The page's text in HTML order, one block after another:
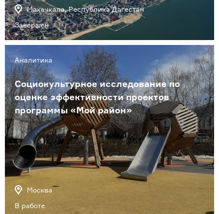
Махачкала, Республика Дагестан
Завершен
Аналитика
Социокультурное исследование по
оценке эффективности проектов
программы «Мой район»
Москва
В работе